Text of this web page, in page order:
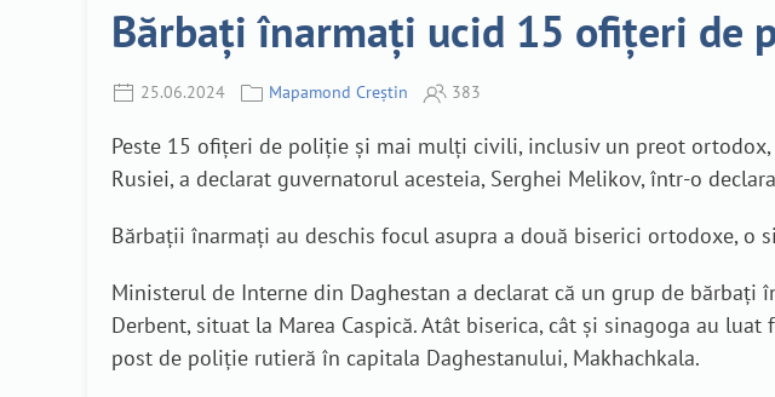
Bărbați înarmați ucid 15 ofițeri de
25.06.2024 Mapamond Creștin 383
Peste 15 ofițeri de poliție și mai mulți civili, inclusiv un preot
Rusiei, a declarat guvernatorul acesteia, Serghei Melikov, într-o
Bărbații înarmați au deschis focul asupra a două biserici ortodoxe,
Ministerul de Interne din Daghestan a declarat că un grup de
Derbent, situat la Marea Caspică. Atât biserica, cât și sinagoga au
post de poliție rutieră în capitala Daghestanului, Makhachkala.